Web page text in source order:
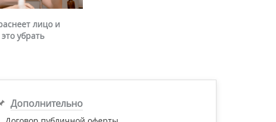
лицо и
убрать
Дополнительно